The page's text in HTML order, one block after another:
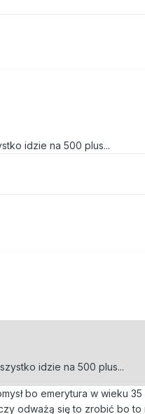
idzie na 500 plus...
idzie na 500 plus...
bo emerytura w wieku 35
odważą się to zrobić bo to